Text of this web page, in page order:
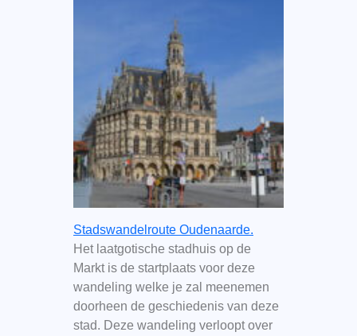
Stadswandelroute Oudenaarde.
Het laatgotische stadhuis op de
Markt is de startplaats voor deze
wandeling welke je zal meenemen
doorheen de geschiedenis van deze
stad. Deze wandeling verloopt over